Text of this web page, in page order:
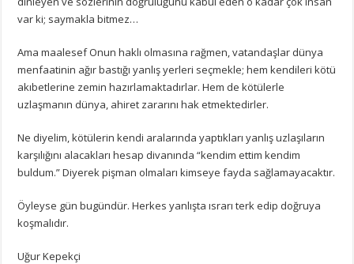
var ki; saymakla bitmez…
Ama maalesef Onun haklı olmasına rağmen, vatandaşlar dünya
menfaatinin ağır bastığı yanlış yerleri seçmekle; hem kendileri kötü
akıbetlerine zemin hazırlamaktadırlar. Hem de kötülerle
uzlaşmanın dünya, ahiret zararını hak etmektedirler.
Ne diyelim, kötülerin kendi aralarında yaptıkları yanlış uzlaşıların
karşılığını alacakları hesap divanında “kendim ettim kendim
buldum.” Diyerek pişman olmaları kimseye fayda sağlamayacaktır.
Öyleyse gün bugündür. Herkes yanlışta ısrarı terk edip doğruya
koşmalıdır.
Uğur Kepekçi